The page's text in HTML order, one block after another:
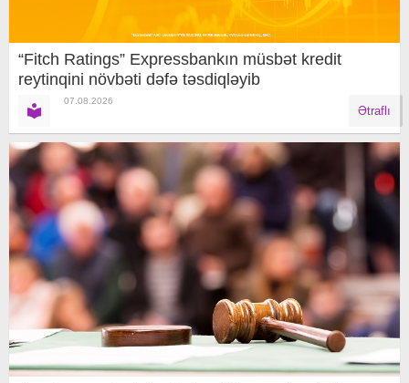
“Fitch Ratings” Expressbankın müsbət kredit
reytinqini növbəti dəfə təsdiqləyib
07.08.2026
Ətraflı